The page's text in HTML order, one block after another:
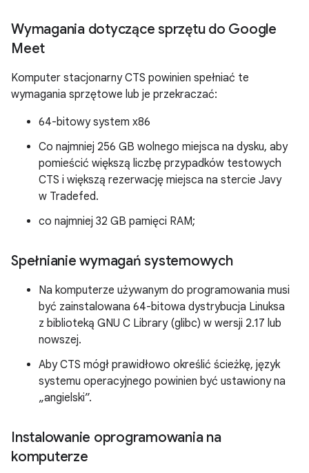
Wymagania dotyczące sprzętu do Google
Meet
Komputer stacjonarny CTS powinien spełniać te
wymagania sprzętowe lub je przekraczać:
64-bitowy system x86
Co najmniej 256 GB wolnego miejsca na dysku, aby
pomieścić większą liczbę przypadków testowych
CTS i większą rezerwację miejsca na stercie Javy
w Tradefed.
co najmniej 32 GB pamięci RAM;
Spełnianie wymagań systemowych
Na komputerze używanym do programowania musi
być zainstalowana 64-bitowa dystrybucja Linuksa
z biblioteką GNU C Library (glibc) w wersji 2.17 lub
nowszej.
Aby CTS mógł prawidłowo określić ścieżkę, język
systemu operacyjnego powinien być ustawiony na
„angielski”.
Instalowanie oprogramowania na
komputerze